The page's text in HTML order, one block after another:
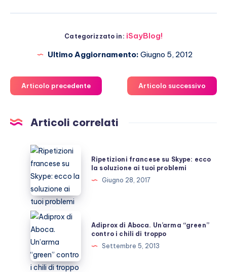
Categorizzato in: iSayBlog!
Ultimo Aggiornamento: Giugno 5, 2012
Articolo precedente Articolo successivo
Articoli correlati
Ripetizioni
francese
su
Skype:
ecco
la
soluzione
ai
tuoi
problemi
Ripetizioni francese su Skype: ecco
la soluzione ai tuoi problemi
Giugno 28, 2017
Adiprox
di
Aboca.
Un’arma
“green”
Adiprox di Aboca. Un’arma “green”
contro i chili di troppo
Settembre 5, 2013